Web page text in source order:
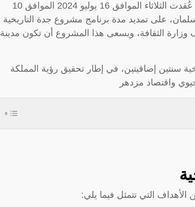
، في جلسته التي عُقدت الثلاثاء الموافق 16 يوليو 2024 الموافق 10
بن سلمان، على تمديد مدة برنامج مشروع جدة التاريخية
الثقافة، ويسعى هذا المشروع أن تكون مدينة
سنتين إضافيتين، في إطار تحقيق رؤية المملكة
التي تتمثل فيما يلي: